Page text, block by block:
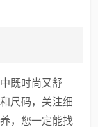
既时尚又舒
尺码，关注细
，您一定能找